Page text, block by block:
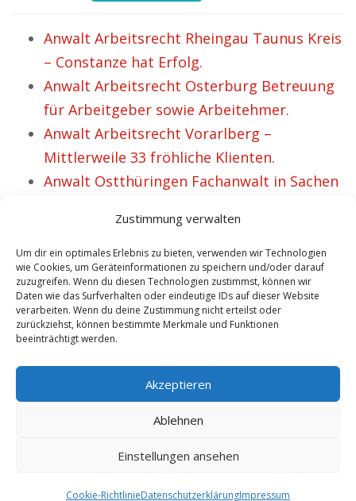
Zustimmung verwalten
Um dir ein optimales Erlebnis zu bieten, verwenden wir Technologien
wie Cookies, um Geräteinformationen zu speichern und/oder darauf
zuzugreifen. Wenn du diesen Technologien zustimmst, können wir
Daten wie das Surfverhalten oder eindeutige IDs auf dieser Website
verarbeiten. Wenn du deine Zustimmung nicht erteilst oder
zurückziehst, können bestimmte Merkmale und Funktionen
beeinträchtigt werden.
Akzeptieren
Ablehnen
Einstellungen ansehen
Cookie-RichtlinieDatenschutzerklärungImpressum
Anwalt Arbeitsrecht Rheingau Taunus Kreis
– Constanze hat Erfolg.
Anwalt Arbeitsrecht Osterburg Betreuung
für Arbeitgeber sowie Arbeitehmer.
Anwalt Arbeitsrecht Vorarlberg –
Mittlerweile 33 fröhliche Klienten.
Anwalt Ostthüringen Fachanwalt in Sachen
Anwalt Arbeitsrecht Bad Muskau
Betreuung für Arbeitgeber.
Anwalt Arbeitsrecht Pleystein – Elisa weiß
jetzt, wie wichtig die richtige Anwaltswahl
ist.
Anwalt Arbeitsrecht Uzwil – Über 46
fröhliche Klienten.
9.8.2026